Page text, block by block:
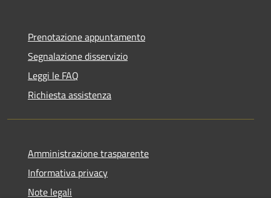
Prenotazione appuntamento
Segnalazione disservizio
Leggi le FAQ
Richiesta assistenza
Amministrazione trasparente
Informativa privacy
Note legali